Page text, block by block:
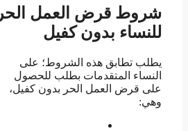
شروط قرض العمل الحر
للنساء بدون كفيل
يطلب تطابق هذه الشروط؛ على
النساء المتقدمات بطلب للحصول
على قرض العمل الحر بدون كفيل،
وهي: